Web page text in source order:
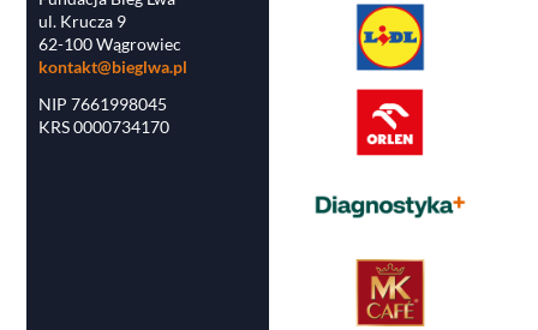
ul. Krucza 9
62-100 Wągrowiec
kontakt@bieglwa.pl
NIP 7661998045
KRS 0000734170